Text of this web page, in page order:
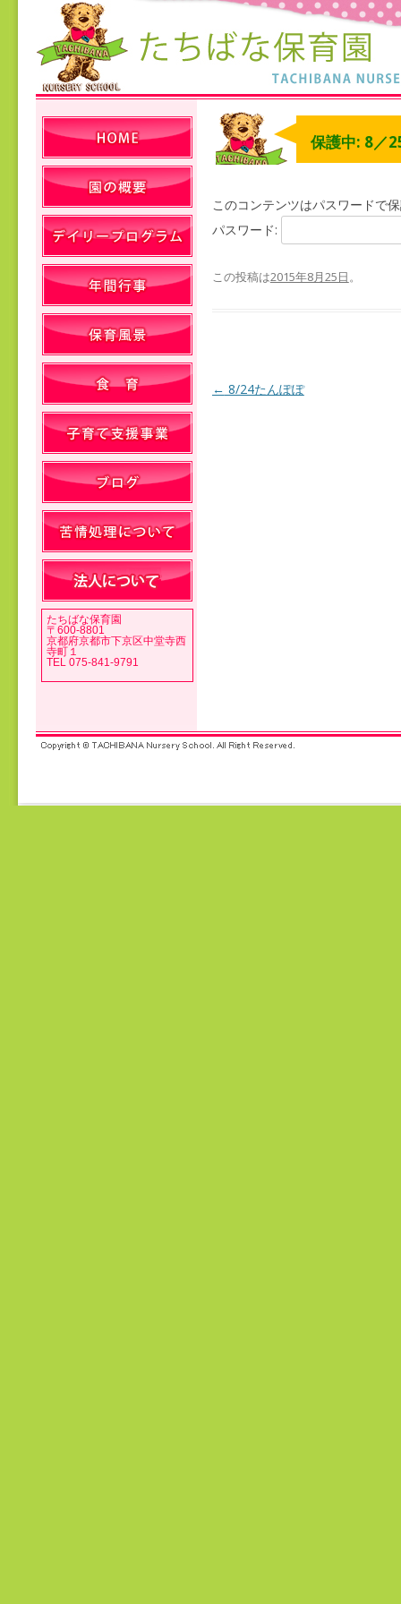
保護中: 8／
このコンテンツはパスワードで
パスワード:
この投稿は2015年8月25日。
投稿ナビゲーション
← 8/24たんぽぽ
たちばな保育園
〒600-8801
京都府京都市下京区中堂寺西
寺町１
TEL 075-841-9791